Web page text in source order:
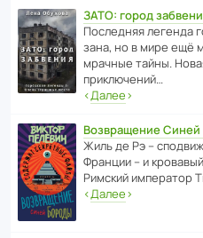
ЗАТО: город
После­дняя легенда
зана, но в мире ещё
мрачные тайны.
приключений…
‹Далее›
Возвращение
Жиль де Рэ –
Франции – и
Римский импе­ратор
‹Далее›